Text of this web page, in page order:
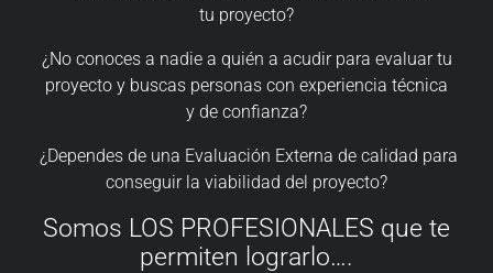
tu proyecto?
¿No conoces a nadie a quién a acudir para evaluar tu
proyecto y buscas personas con experiencia técnica
y de confianza?
¿Dependes de una Evaluación Externa de calidad para
conseguir la viabilidad del proyecto?
Somos LOS PROFESIONALES que te
permiten lograrlo….